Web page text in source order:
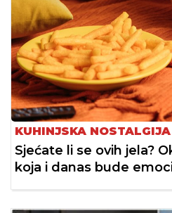
KUHINJSKA NOSTALGIJA
Sjećate li se ovih jela?
koja i danas bude